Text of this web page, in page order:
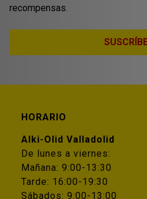
recompensas.
HORARIO
Alki-Olid Valladolid
De lunes a viernes:
Mañana: 9:00-13:30
Tarde: 16:00-19:30
Sábados: 9:00-13:00